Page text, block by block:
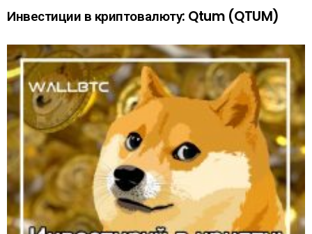
Инвестиции в криптовалюту: Qtum (QTUM)